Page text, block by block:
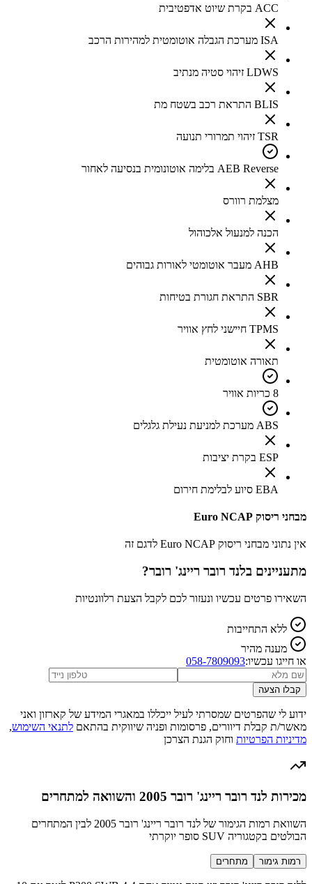
ACC בקרת שיוט אדפטיבית
ISA מערכת הגבלה אוטומטית למהירות הרכב
LDWS זיהוי סטיה מנתיב
BLIS התראת רכב בשטח מת
TSR זיהוי תמרורי תנועה
AEB Reverse בלימה אוטונומית בנסיעה לאחור
מצלמת רוורס
הכנה למנעול אלכוהול
AHB מעבר אוטומטי לאורות גבוהים
SBR התראת חגורת בטיחות
TPMS חיישני לחץ אוויר
תאורה אוטומטית
8 כריות אוויר
ABS מערכת למניעת נעילת גלגלים
ESP בקרת יציבות
EBA סיוע לבלימת חירום
מבחני ריסוק Euro NCAP
אין נתוני מבחני ריסוק Euro NCAP לדגם זה
מתעניינים בלנד רובר ריינג' רובר?
השאירו פרטים עכשיו ונעזור לכם לקבל הצעת רלוונטיות
ללא התחייבות
מענה מהיר
או חייגו עכשיו:058-7809093
קבלו הצעה
ידוע לי שהפרטים שמסרתי לעיל ייכללו במאגרי המידע של קארזון ואני
מאשר/ת קבלת דיוורים, פרסומות ופניה שיווקית בהתאם לתנאי השימוש,
מדיניות הפרטיות וחוק הגנת הצרכן
מכירות לנד רובר ריינג' רובר 2005 והשוואה למתחרים
השוואת רמות הגימור של לנד רובר ריינג' רובר 2005 לבין המתחרים
הבולטים בקטגוריה SUV סופר יוקרתי
רמות גימור מתחרים